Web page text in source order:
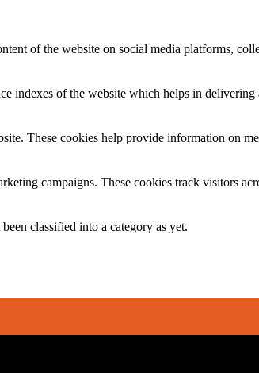
of the website on social media platforms,
indexes of the website which helps in
These cookies help provide information on
campaigns. These cookies track visitors
classified into a category as yet.